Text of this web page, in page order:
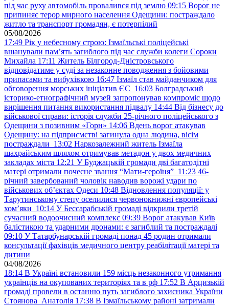
під час руху автомобіль провалився під землю 09:15 Ворог не
припиняє терор мирного населення Одещини: постраждало
житло та транспорт громадян, є потерпілий
05/08/2026
17:49 Рік у небесному строю: Ізмаїльські поліцейські
вшанували пам’ять загиблого під час служби колеги Сороки
Михайла 17:11 Житель Білгород-Дністровського
відповідатиме у суді за незаконне поводження з бойовими
припасами та вибухівкою 16:47 Ізмаїл став майданчиком для
обговорення морських ініціатив ЄС 16:03 Болградський
історико-етнографічний музей запропонував компроміс щодо
вирішення питання використання підвалу 14:44 Від бізнесу до
військової справи: історія служби 25-річного поліцейського з
Одещини з позивним «Горн» 14:06 Вдень ворог атакував
Одещину: на підприємстві загинула одна людина, вісім
постраждали 13:02 Наркозалежний житель Ізмаїла
шахрайським шляхом отримував метадон у двох медичних
закладах міста 12:21 У Буджацькій громади дві багатодітні
матері отримали почесне звання “Мати-героїня” 11:23 46-
річний завербований чоловік наводив ворожі удари по
військових обʼєктах Одеси 10:48 Відновлення популяції: у
Тарутинському степу оселилися червонокнижні європейські
хом’яки 10:14 У Бессарабській громаді відкрили третій
сучасний водоочисний комплекс 09:39 Ворог атакував Київ
балістикою та ударними дронами: є загиблий та постраждалі
09:10 У Татарбунарській громаді понад 45 родин отримали
консультації фахівців медичного центру реабілітації матері та
дитини
04/08/2026
18:14 В Україні встановили 159 місць незаконного утримання
українців на окупованих територіях та в рф 17:52 В Арцизькій
громаді провели в останню путь загиблого захисника України
Стоянова Анатолія 17:38 В Ізмаїльському районі затримали